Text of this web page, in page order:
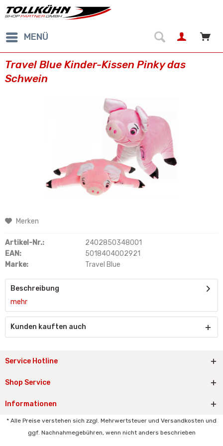
MENÜ
Travel Blue Kinder-Kissen Pinky das
Schwein
Merken
Artikel-Nr.:
2402850348001
EAN:
5018404002921
Marke:
Travel Blue
Beschreibung
mehr
Kunden kauften auch
Service Hotline
Shop Service
Informationen
* Alle Preise verstehen sich zzgl. Mehrwertsteuer und Versandkosten und
ggf. Nachnahmegebühren, wenn nicht anders beschrieben